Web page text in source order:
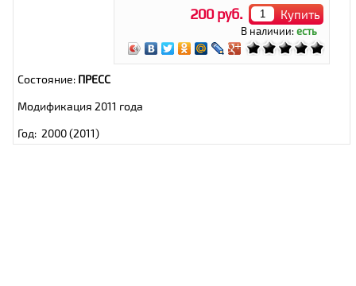
200 руб. Купить
В наличии:есть
Состояние: ПРЕСС
Модификация 2011 года
Год: 2000 (2011)